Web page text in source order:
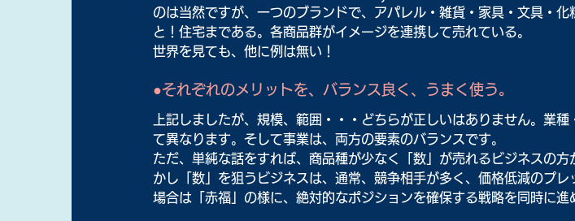
のは当然ですが、一つのブランドで、アパレル・雑貨・家具・文具・
と！住宅まである。各商品群がイメージを連携して売れている。
世界を見ても、他に例は無い！
●それぞれのメリットを、バランス良く、うまく使う。
上記しましたが、規模、範囲・・・どちらが正しいはありません。業
て異なります。そして事業は、両方の要素のバランスです。
ただ、単純な話をすれば、商品種が少なく「数」が売れるビジネスの
かし「数」を狙うビジネスは、通常、競争相手が多く、価格低減のプ
場合は「赤福」の様に、絶対的なポジションを確保する戦略を同時に進